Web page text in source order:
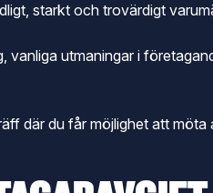
starkt och trovärdigt
utmaningar i
där du får möjlighet att